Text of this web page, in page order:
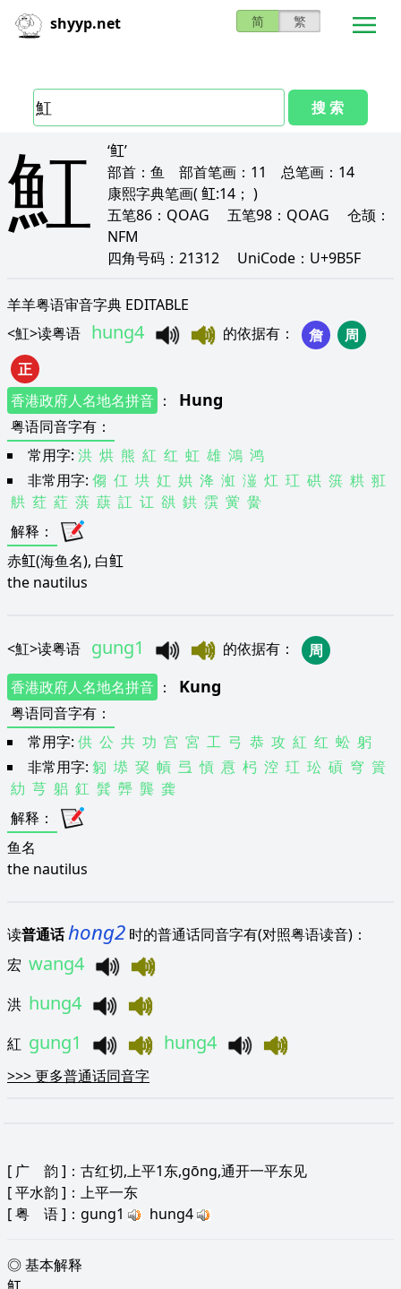
shyyp.net 简 繁
搜 索
魟
‘𫚉’
部首： 鱼 部首笔画： 11 总笔画： 14
康熙字典笔画( 𫚉:14； )
五笔86： QOAG 五笔98： QOAG 仓颉：
NFM
四角号码： 21312 UniCode： U+9B5F
羊羊粤语审音字典 EDITABLE
<魟>读粤语 hung4 的依据有 ： 詹
周
正
香港政府人名地名拼音 ： Hung
粤语同音字有 ：
常用字: 洪 烘 熊 紅 红 虹 雄 鴻 鸿
非常用字: 㑳 仜 垬 妅 娂 洚 渱 潂 灴 玒 硔 篊 粠 羾
舼 荭 葒 葓 蕻 訌 讧 谼 鉷 霟 黉 黌
解释 ：
赤𫚉(海鱼名), 白𫚉
the nautilus
<魟>读粤语 gung1 的依据有 ：
周
香港政府人名地名拼音 ： Kung
粤语同音字有 ：
常用字: 供 公 共 功 宫 宮 工 弓 恭 攻 紅 红 蚣 躬
非常用字: 匑 塨 巭 幊 弖 愩 慐 杛 涳 玒 玜 碽 穹 篢
糼 芎 躳 釭 髸 龏 龔 龚
解释 ：
鱼名
the nautilus
读普通话hong2 时的普通话同音字有(对照粤语读音)：
宏 wang4
洪 hung4
紅 gung1 hung4
>>>更多普通话同音字
[ 广 韵 ]：古红切,上平1东,gōng,通开一平东见
[平水韵 ]：上平一东
[粤 语]：gung1 hung4
◎ 基本解释